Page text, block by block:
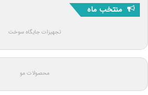
منتخب ماه
تجهیزات جایگاه سوخت
محصولات مو